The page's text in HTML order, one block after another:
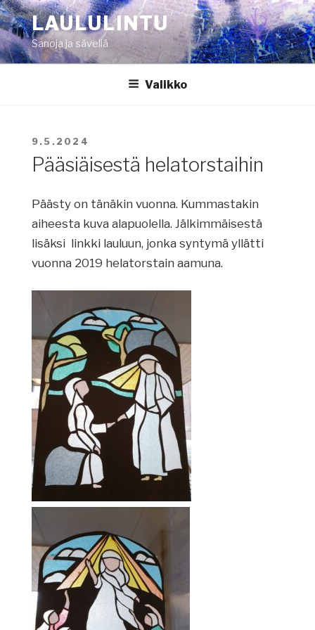
Siirry
sisältöönLAULULINTU
Sanoja ja säveliä
Valikko
JULKAISTU
9.5.2024
Pääsiäisestä helatorstaihin
Päästy on tänäkin vuonna. Kummastakin
aiheesta kuva alapuolella. Jälkimmäisestä
lisäksi linkki lauluun, jonka syntymä yllätti
vuonna 2019 helatorstain aamuna.